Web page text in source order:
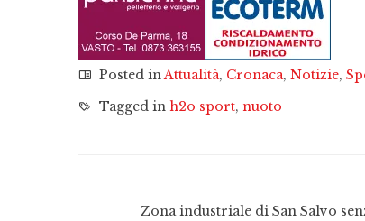
Posted inAttualità, Cronaca, Notizie,
Tagged in h2o sport, nuoto
Zona industriale di San Salvo